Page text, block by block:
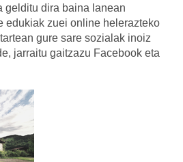
gelditu dira baina lanean
edukiak zuei online helerazteko
gure sare sozialak inoiz
jarraitu gaitzazu Facebook eta